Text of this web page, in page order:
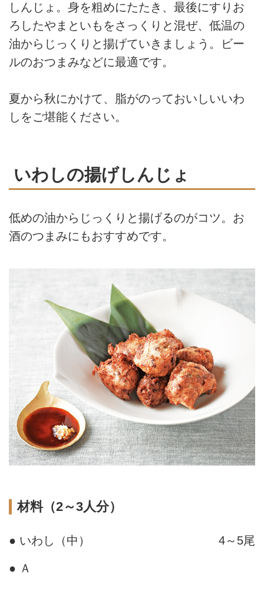
しんじょ。身を粗めにたたき、最後にすりお
ろしたやまといもをさっくりと混ぜ、低温の
油からじっくりと揚げていきましょう。ビー
ルのおつまみなどに最適です。
夏から秋にかけて、脂がのっておいしいいわ
しをご堪能ください。
いわしの揚げしんじょ
低めの油からじっくりと揚げるのがコツ。お
酒のつまみにもおすすめです。
材料（2～3人分）
● いわし（中） 4～5尾
● Ａ